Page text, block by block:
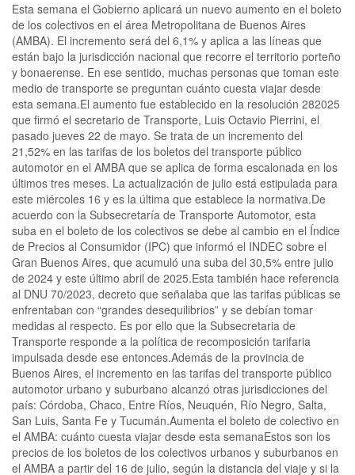
Esta semana el Gobierno aplicará un nuevo aumento en el boleto
de los colectivos en el área Metropolitana de Buenos Aires
(AMBA). El incremento será del 6,1% y aplica a las líneas que
están bajo la jurisdicción nacional que recorre el territorio porteño
y bonaerense. En ese sentido, muchas personas que toman este
medio de transporte se preguntan cuánto cuesta viajar desde
esta semana.El aumento fue establecido en la resolución 282025
que firmó el secretario de Transporte, Luis Octavio Pierrini, el
pasado jueves 22 de mayo. Se trata de un incremento del
21,52% en las tarifas de los boletos del transporte público
automotor en el AMBA que se aplica de forma escalonada en los
últimos tres meses. La actualización de julio está estipulada para
este miércoles 16 y es la última que establece la normativa.De
acuerdo con la Subsecretaría de Transporte Automotor, esta
suba en el boleto de los colectivos se debe al cambio en el Índice
de Precios al Consumidor (IPC) que informó el INDEC sobre el
Gran Buenos Aires, que acumuló una suba del 30,5% entre julio
de 2024 y este último abril de 2025.Esta también hace referencia
al DNU 70/2023, decreto que señalaba que las tarifas públicas se
enfrentaban con “grandes desequilibrios” y se debían tomar
medidas al respecto. Es por ello que la Subsecretaria de
Transporte responde a la política de recomposición tarifaria
impulsada desde ese entonces.Además de la provincia de
Buenos Aires, el incremento en las tarifas del transporte público
automotor urbano y suburbano alcanzó otras jurisdicciones del
país: Córdoba, Chaco, Entre Ríos, Neuquén, Río Negro, Salta,
San Luis, Santa Fe y Tucumán.Aumenta el boleto de colectivo en
el AMBA: cuánto cuesta viajar desde esta semanaEstos son los
precios de los boletos de los colectivos urbanos y suburbanos en
el AMBA a partir del 16 de julio, según la distancia del viaje y si la